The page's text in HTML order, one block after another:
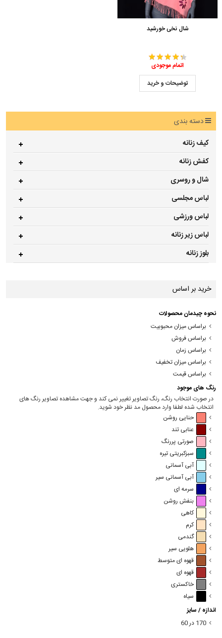
شال نخی خورشید
اتمام موجودی
توضیحات و خرید
دسته بندی
کیف زنانه
کفش زنانه
شال و روسری
لباس مجلسی
لباس ورزشی
لباس زیر زنانه
بلوز زنانه
خرید بر اساس
نحوه چیدمان محصولات
براساس میزان محبوبیت
براساس فروش
براساس زمان
براساس میزان تخفیف
براساس قیمت
رنگ های موجود
در صورت انتخاب رنگ، رنگ تصاویر تغییر نمی کند و جهت مشاهده تصاویر رنگ های
انتخاب شده لطفا وارد محصول مد نظر خود شوید.
حنایی روشن
عنابی تند
صورتی پررنگ
سبزکبریتی تیره
آبی آسمانی
آبی آسمانی سیر
سرمه ای
بنفش روشن
کاهی
کرم
گندمی
هلویی سیر
قهوه ای متوسط
قهوه ای
خاکستری
سیاه
اندازه / سایز
170 در 60